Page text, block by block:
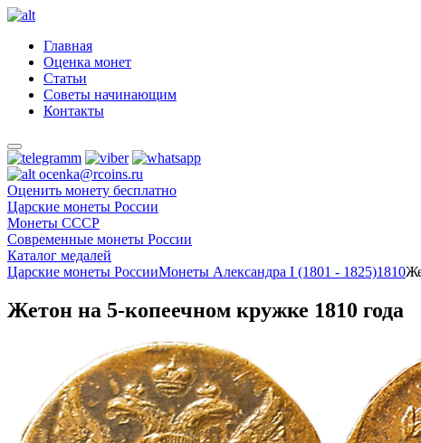
Главная
Оценка монет
Статьи
Советы начинающим
Контакты
ocenka@rcoins.ru
Оценить монету бесплатно
Царские монеты России
Монеты СССР
Современные монеты России
Каталог медалей
Царские монеты РоссииМонеты Александра I (1801 - 1825)1810
Жетон на 5-копеечном кружке 1810 года